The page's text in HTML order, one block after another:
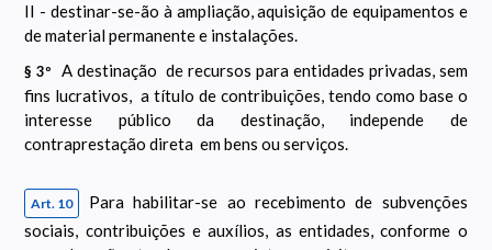
II - destinar-se-ão à ampliação, aquisição de equipamentos e
de material permanente e instalações.
§ 3º
A destinação de recursos para entidades privadas, sem
fins lucrativos, a título de contribuições, tendo como base o
interesse público da destinação, independe de
contraprestação direta em bens ou serviços.
Art. 10
Para habilitar-se ao recebimento de subvenções
sociais, contribuições e auxílios, as entidades, conforme o